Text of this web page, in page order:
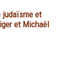
judaïsme et
et Michaël